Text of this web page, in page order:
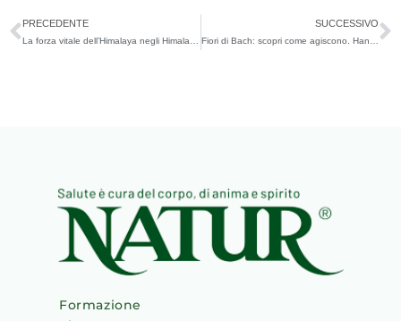
Precedente
PRECEDENTE SUCCESSIVO
Formazione